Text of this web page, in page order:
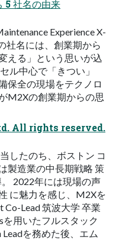
社名の由来
Experience X-
社名には、創業期から
える」という思いが込
ル中心で「きつい」
保全の現場をテクノロ
M2Xの創業期からの思
All rights reserved.
したのち、ボストン コ
製造業の中長期戦略 策
2022年には現場の声
に魅力を感じ、M2Xを
Co-Lead 筑波大学 卒業
用いたフルスタック
を務めた後、エム